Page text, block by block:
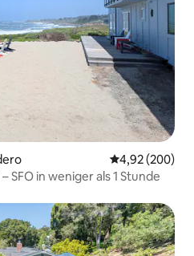
4,92 (200)
SFO in weniger als 1 Stunde